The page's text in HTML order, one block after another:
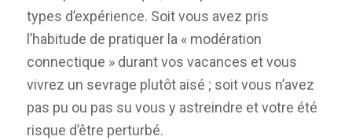
types d’expérience. Soit vous avez pris
l’habitude de pratiquer la « modération
connectique » durant vos vacances et vous
vivrez un sevrage plutôt aisé ; soit vous n’avez
pas pu ou pas su vous y astreindre et votre été
risque d’être perturbé.